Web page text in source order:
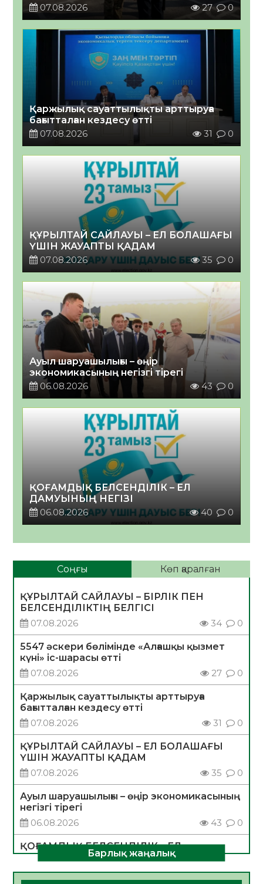
07.08.2026
27 0
Қаржылық сауаттылықты арттыруға
бағытталған кездесу өтті
07.08.2026
31 0
ҚҰРЫЛТАЙ САЙЛАУЫ – ЕЛ БОЛАШАҒЫ
ҮШІН ЖАУАПТЫ ҚАДАМ
07.08.2026
35 0
Ауыл шаруашылығы – өңір
экономикасының негізгі тірегі
06.08.2026
43 0
ҚОҒАМДЫҚ БЕЛСЕНДІЛІК – ЕЛ
ДАМУЫНЫҢ НЕГІЗІ
06.08.2026
40 0
Соңғы Көп қаралған
ҚҰРЫЛТАЙ САЙЛАУЫ – БІРЛІК ПЕН
БЕЛСЕНДІЛІКТІҢ БЕЛГІСІ
07.08.2026
34 0
5547 әскери бөлімінде «Алғашқы қызмет
күні» іс-шарасы өтті
07.08.2026
27 0
Қаржылық сауаттылықты арттыруға
бағытталған кездесу өтті
07.08.2026
31 0
ҚҰРЫЛТАЙ САЙЛАУЫ – ЕЛ БОЛАШАҒЫ
ҮШІН ЖАУАПТЫ ҚАДАМ
07.08.2026
35 0
Ауыл шаруашылығы – өңір экономикасының
негізгі тірегі
06.08.2026
43 0
ҚОҒАМДЫҚ БЕЛСЕНДІЛІК – ЕЛ
ДАМУЫНЫҢ НЕГІЗІ
06.08.2026
40 0
Барлық жаңалық